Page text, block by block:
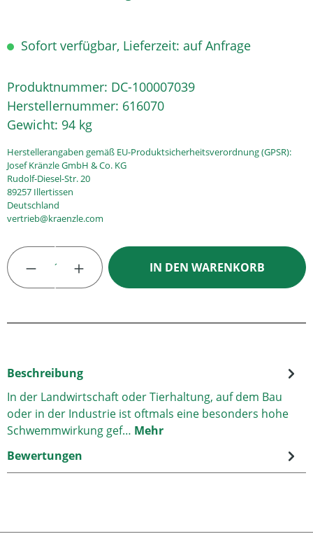
Sofort verfügbar, Lieferzeit: auf Anfrage
Produktnummer: DC-100007039
Herstellernummer: 616070
Gewicht: 94 kg
Herstellerangaben gemäß EU-Produktsicherheitsverordnung (GPSR):
Josef Kränzle GmbH & Co. KG
Rudolf-Diesel-Str. 20
89257 Illertissen
Deutschland
vertrieb@kraenzle.com
Produkt Anzahl: Gib den gewünschten
IN DEN WARENKORB
Beschreibung
In der Landwirtschaft oder Tierhaltung, auf dem Bau
oder in der Industrie ist oftmals eine besonders hohe
Schwemmwirkung gef… Mehr
Bewertungen